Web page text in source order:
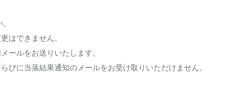
はできません。
ールをお送りいたします。
に当落結果通知のメールをお受け取りいただけません。